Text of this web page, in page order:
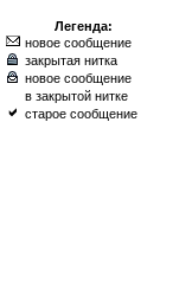
Легенда:
новое сообщение
закрытая нитка
новое сообщение
в закрытой нитке
старое сообщение